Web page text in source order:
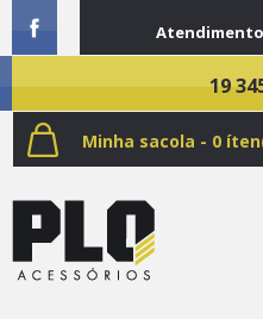
19
Minha sacola - 0